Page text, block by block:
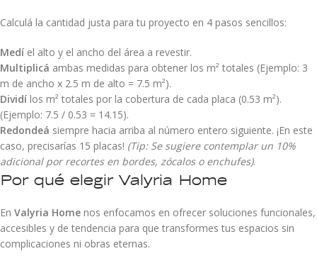
Calculá la cantidad justa para tu proyecto en 4 pasos sencillos:
Medí el alto y el ancho del área a revestir.
Multiplicá ambas medidas para obtener los m² totales (Ejemplo: 3
m de ancho x 2.5 m de alto = 7.5 m²).
Dividí los m² totales por la cobertura de cada placa (0.53 m²).
(Ejemplo: 7.5 / 0.53 = 14.15).
Redondeá siempre hacia arriba al número entero siguiente. ¡En este
caso, precisarías 15 placas! (Tip: Se sugiere contemplar un 10%
adicional por recortes en bordes, zócalos o enchufes).
Por qué elegir Valyria Home
En Valyria Home nos enfocamos en ofrecer soluciones funcionales,
accesibles y de tendencia para que transformes tus espacios sin
complicaciones ni obras eternas.